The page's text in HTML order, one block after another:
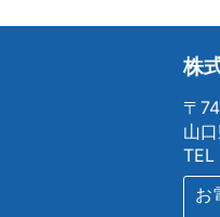
株
〒
山
TEL
お